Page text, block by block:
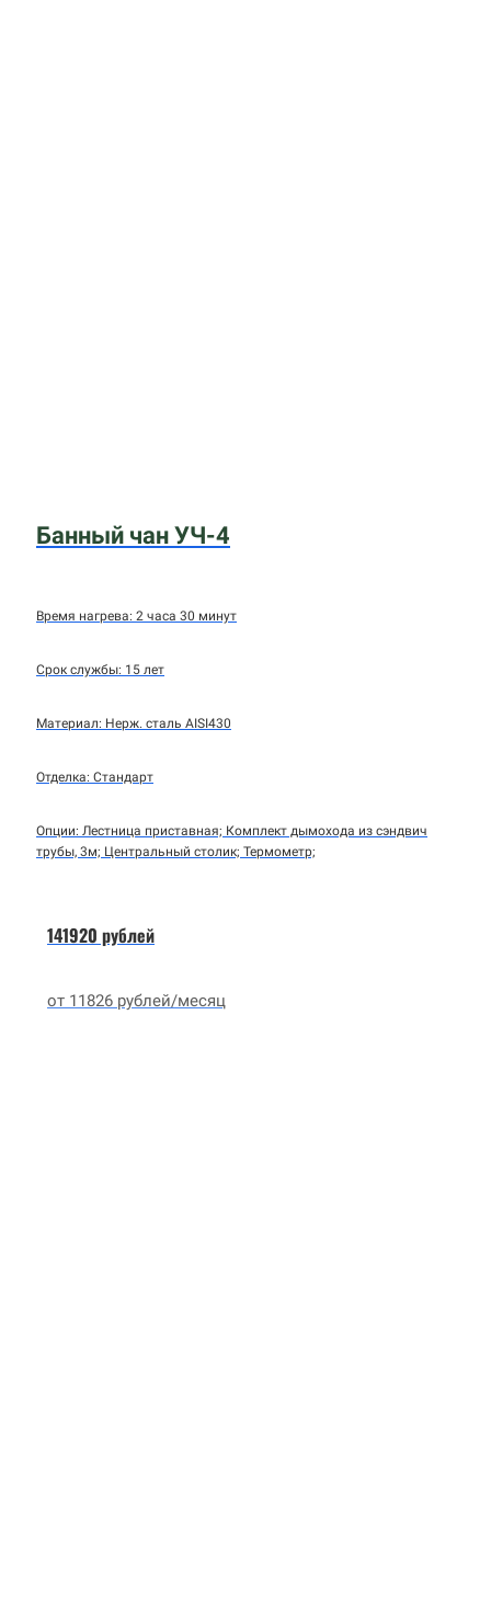
Банный чан УЧ-4
Время нагрева: 2 часа 30 минут
Срок службы: 15 лет
Материал: Нерж. сталь AISI430
Отделка: Стандарт
Опции: Лестница приставная; Комплект дымохода из сэндвич
трубы, 3м; Центральный столик; Термометр;
141920 рублей
от 11826 рублей/месяц